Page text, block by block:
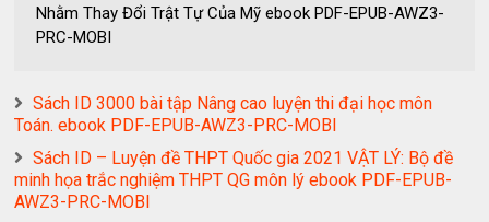
Nhằm Thay Đổi Trật Tự Của Mỹ ebook PDF-EPUB-AWZ3-
PRC-MOBI
Sách ID 3000 bài tập Nâng cao luyện thi đại học môn
Toán. ebook PDF-EPUB-AWZ3-PRC-MOBI
Sách ID – Luyện đề THPT Quốc gia 2021 VẬT LÝ: Bộ đề
minh họa trắc nghiệm THPT QG môn lý ebook PDF-EPUB-
AWZ3-PRC-MOBI